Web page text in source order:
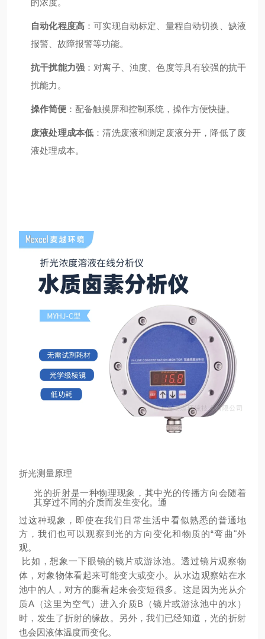
的浓度。
自动化程度高 ：可实现自动标定、量程自动切换、缺液
报警、故障报警等功能。
抗干扰能力强 ：对离子、浊度、色度等具有较强的抗干
扰能力。
操作简便 ：配备触摸屏和控制系统，操作方便快捷。
废液处理成本低 ：清洗废液和测定废液分开，降低了废
液处理成本。
折光测量原理
光的折射是一种物理现象，其中光的传播方向会随着
其穿过不同的介质而发生变化。通
过这种现象，即使在我们日常生活中看似熟悉的普通地
方，我们也可以观察到光的方向变化和物质的“弯曲"外
观。
比如，想象一下眼镜的镜片或游泳池。透过镜片观察物
体，对象物体看起来可能变大或变小。从水边观察站在水
池中的人，对方的腿看起来会变短很多。这是因为光从介
质A（这里为空气）进入介质B（镜片或游泳池中的水）
时，发生了折射的缘故。另外，我们已经知道，光的折射
也会因液体温度而变化。